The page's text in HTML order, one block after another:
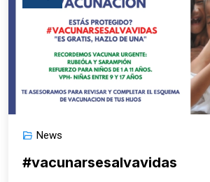
News
#vacunarsesalvavidas